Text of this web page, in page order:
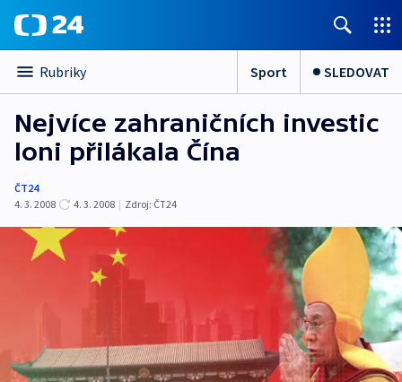
Rubriky Sport SLEDOVAT
Nejvíce zahraničních investic
loni přilákala Čína
ČT24
4. 3. 2008
4. 3. 2008 | Zdroj: ČT24